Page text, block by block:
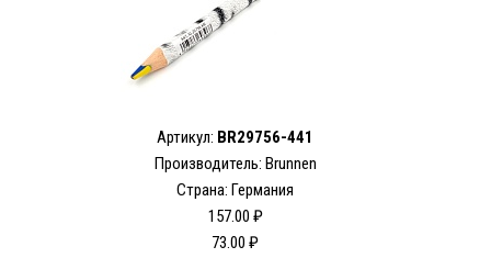
Артикул: BR29756-441
Производитель: Brunnen
Страна: Германия
157.00 ₽
73.00 ₽